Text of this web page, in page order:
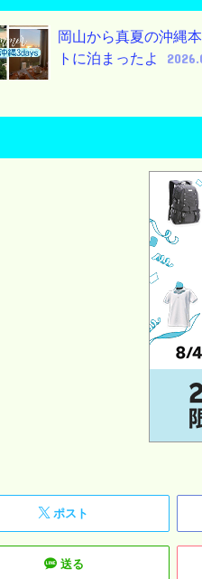
岡山から真夏の沖縄
トに泊まったよ
ポスト
送る